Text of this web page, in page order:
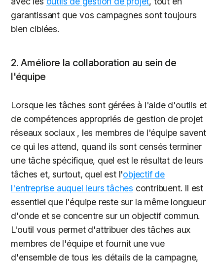
garantissant que vos campagnes sont toujours
bien ciblées.
2. Améliore la collaboration au sein de
l'équipe
Lorsque les tâches sont gérées à l'aide d'outils et
de compétences appropriés de gestion de projet
réseaux sociaux , les membres de l'équipe savent
ce qui les attend, quand ils sont censés terminer
une tâche spécifique, quel est le résultat de leurs
tâches et, surtout, quel est l'objectif de
l'entreprise auquel leurs tâches contribuent. Il est
essentiel que l'équipe reste sur la même longueur
d'onde et se concentre sur un objectif commun.
L'outil vous permet d'attribuer des tâches aux
membres de l'équipe et fournit une vue
d'ensemble de tous les détails de la campagne,